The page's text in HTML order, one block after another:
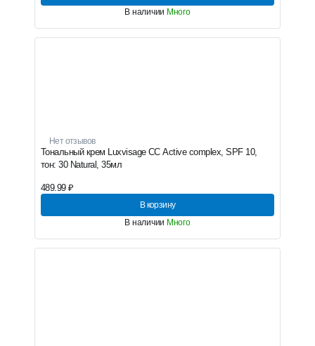
В наличии Много
Нет отзывов
Тональный крем Luxvisage CC Active complex, SPF 10,
тон: 30 Natural, 35мл
489.99 ₽
В корзину
В наличии Много